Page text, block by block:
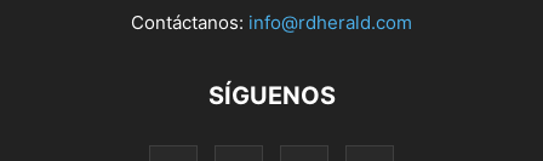
Contáctanos: info@rdherald.com
SÍGUENOS